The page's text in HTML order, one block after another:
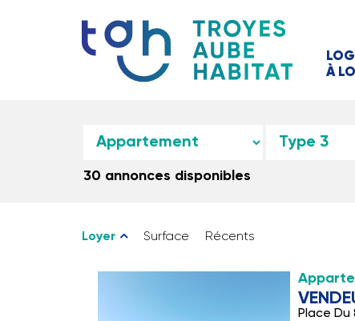
À
30 annonces disponibles
Loyer Surface Récents
Place Du